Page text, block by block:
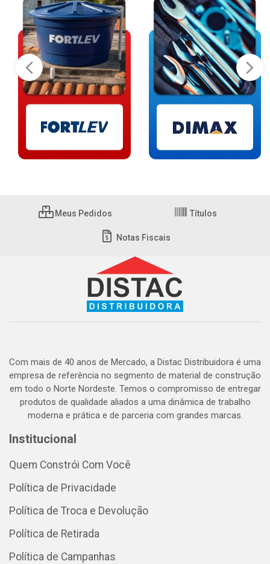
Meus Pedidos Títulos
Notas Fiscais
Com mais de 40 anos de Mercado, a Distac Distribuidora é uma
empresa de referência no segmento de material de construção
em todo o Norte Nordeste. Temos o compromisso de entregar
produtos de qualidade aliados a uma dinâmica de trabalho
moderna e prática e de parceria com grandes marcas.
Institucional
Quem Constrói Com Você
Política de Privacidade
Política de Troca e Devolução
Política de Retirada
Política de Campanhas